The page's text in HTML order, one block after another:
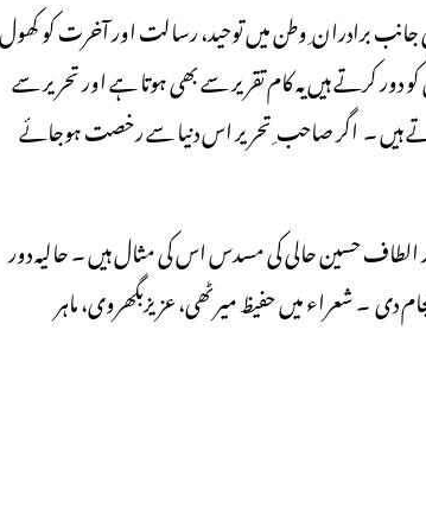
برادران ِ وطن میں توحید، رسالت اور آخرت کو کھول
دور کرتے ہیں یہ کام تقریر سے بھی ہوتا ہے اور تحریر سے
ہیں ۔ اگر صاحب ِ تحریر اس دنیا سے رخصت ہوجائے
حسین حالی کی مسدس اس کی مثال ہیں ۔ حالیہ دور
۔ شعراء میں حفیظ میرٹھی، عزیزبگھروی، ماہر